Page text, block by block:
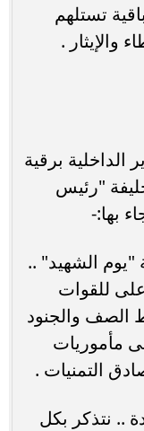
تستلهم
والإيثار .
برقية
"رئيس
بها:-
الشهيد" ..
للقوات
الصف والجنود
مأموريات
التمنيات .
.. نتذكر بكل